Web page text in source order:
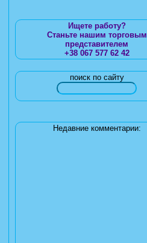
Ищете работу?
Станьте нашим торговым
представителем
+38 067 577 62 42
поиск по сайту
Недавние комментарии: